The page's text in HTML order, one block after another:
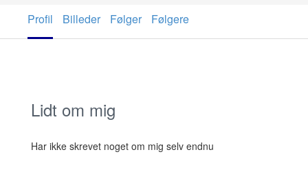
Profil Billeder Følger Følgere
Lidt om mig
Har ikke skrevet noget om mig selv endnu